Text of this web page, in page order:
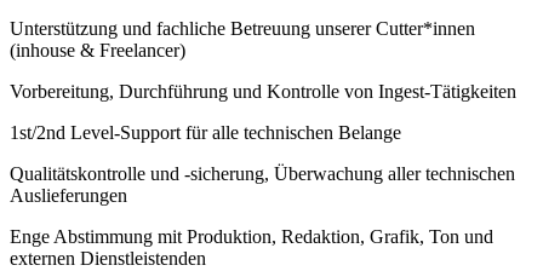
Unterstützung und fachliche Betreuung unserer Cutter*innen
(inhouse & Freelancer)
Vorbereitung, Durchführung und Kontrolle von Ingest-Tätigkeiten
1st/2nd Level-Support für alle technischen Belange
Qualitätskontrolle und -sicherung, Überwachung aller technischen
Auslieferungen
Enge Abstimmung mit Produktion, Redaktion, Grafik, Ton und
externen Dienstleistenden